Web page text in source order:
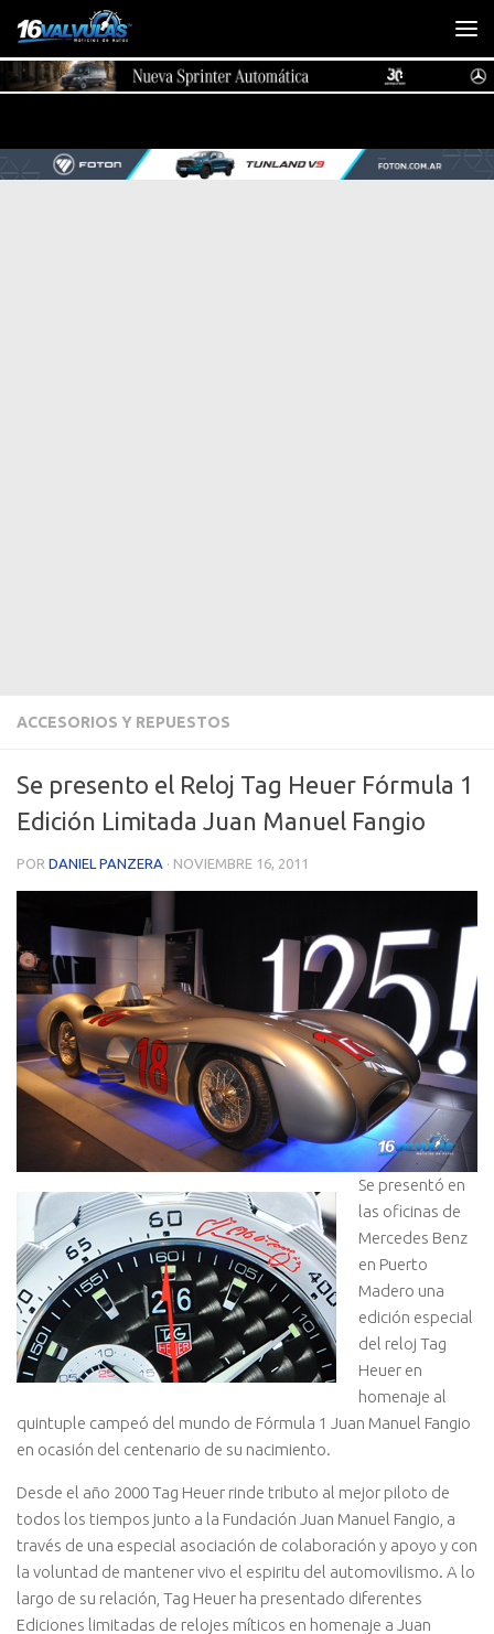
Saltar al contenido
ACCESORIOS Y REPUESTOS
Se presento el Reloj Tag Heuer Fórmula 1
Edición Limitada Juan Manuel Fangio
POR DANIEL PANZERA · NOVIEMBRE 16, 2011
Se presentó en
las oficinas de
Mercedes Benz
en Puerto
Madero una
edición especial
del reloj Tag
Heuer en
homenaje al
quintuple campeó del mundo de Fórmula 1 Juan Manuel Fangio
en ocasión del centenario de su nacimiento.
Desde el año 2000 Tag Heuer rinde tributo al mejor piloto de
todos los tiempos junto a la Fundación Juan Manuel Fangio, a
través de una especial asociación de colaboración y apoyo y con
la voluntad de mantener vivo el espiritu del automovilismo. A lo
largo de su relación, Tag Heuer ha presentado diferentes
Ediciones limitadas de relojes míticos en homenaje a Juan